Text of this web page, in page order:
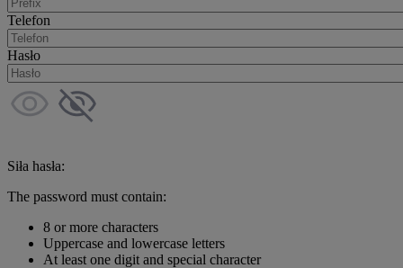
Telefon
Hasło
Siła hasła:
The password must contain:
8 or more characters
Uppercase and lowercase letters
At least one digit and special character